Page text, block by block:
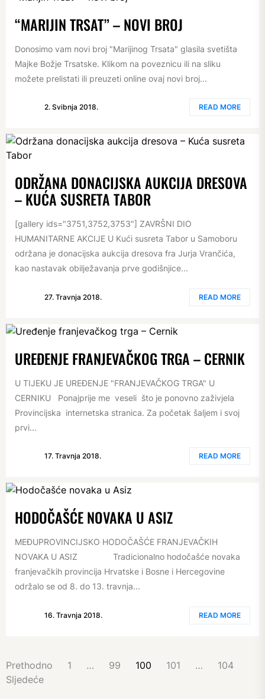
“MARIJIN TRSAT” – NOVI BROJ
Donosimo vam novi broj "Marijinog Trsata" glasila svetišta
Majke Božje Trsatske. Klikom na poveznicu ili na sliku
možete prelistati ili preuzeti online ovaj novi broj...
2. Svibnja 2018. READ MORE
ODRŽANA DONACIJSKA AUKCIJA DRESOVA
– KUĆA SUSRETA TABOR
[gallery ids="3751,3752,3753"] ZAVRŠNI DIO
HUMANITARNE AKCIJE U Kući susreta Tabor u Samoboru
održana je donacijska aukcija dresova fra Jurja Vrančića,
kao nastavak obilježavanja prve godišnjice...
27. Travnja 2018. READ MORE
UREĐENJE FRANJEVAČKOG TRGA – CERNIK
U TIJEKU JE UREĐENJE "FRANJEVAČKOG TRGA" U
CERNIKU Ponajprije me veseli što je ponovno zaživjela
Provincijska internetska stranica. Za početak šaljem i svoj
prvi...
17. Travnja 2018. READ MORE
HODOČAŠĆE NOVAKA U ASIZ
MEĐUPROVINCIJSKO HODOČAŠĆE FRANJEVAČKIH
NOVAKA U ASIZ Tradicionalno hodočašće novaka
franjevačkih provincija Hrvatske i Bosne i Hercegovine
održalo se od 8. do 13. travnja...
16. Travnja 2018. READ MORE
BROJEVI
STRANICA
Prethodno 1 … 99 100 101 …
104
Sljedeće